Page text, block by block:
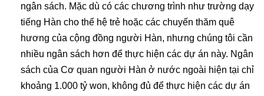
ngân sách. Mặc dù có các chương trình như trường dạy
tiếng Hàn cho thế hệ trẻ hoặc các chuyến thăm quê
hương của cộng đồng người Hàn, nhưng chúng tôi cần
nhiều ngân sách hơn để thực hiện các dự án này. Ngân
sách của Cơ quan người Hàn ở nước ngoài hiện tại chỉ
khoảng 1.000 tỷ won, không đủ để thực hiện các dự án